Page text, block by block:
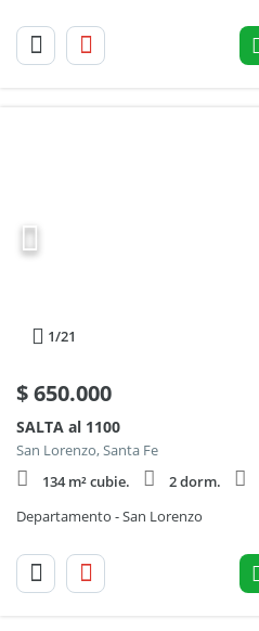
1/21
$650.000
SALTA al 1100
San Lorenzo, Santa Fe
134 m² cubie.
2 dorm.
Departamento - San Lorenzo